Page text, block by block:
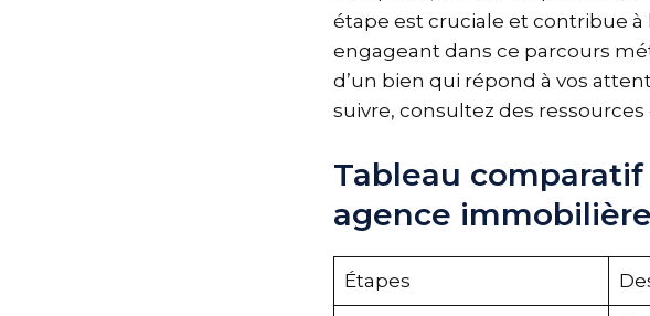
étape est cruciale et contribue
engageant dans ce parcours
d’un bien qui répond à vos
suivre, consultez des
Tableau comparatif
agence immobilière
Étapes